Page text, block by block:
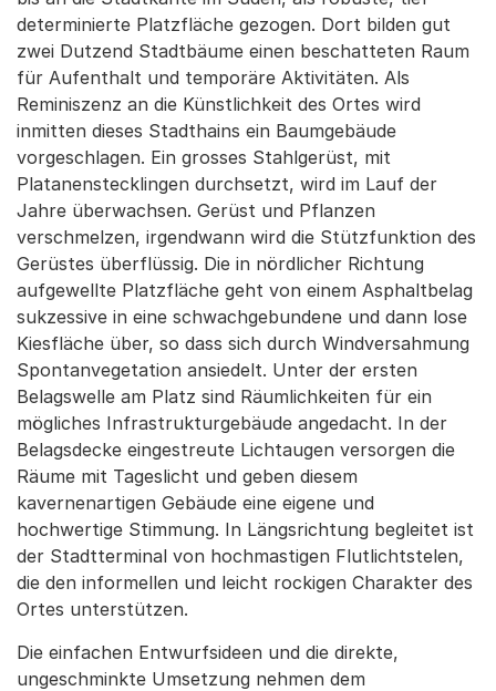
determinierte Platzfläche gezogen. Dort bilden gut
zwei Dutzend Stadtbäume einen beschatteten Raum
für Aufenthalt und temporäre Aktivitäten. Als
Reminiszenz an die Künstlichkeit des Ortes wird
inmitten dieses Stadthains ein Baumgebäude
vorgeschlagen. Ein grosses Stahlgerüst, mit
Platanenstecklingen durchsetzt, wird im Lauf der
Jahre überwachsen. Gerüst und Pflanzen
verschmelzen, irgendwann wird die Stützfunktion des
Gerüstes überflüssig. Die in nördlicher Richtung
aufgewellte Platzfläche geht von einem Asphaltbelag
sukzessive in eine schwachgebundene und dann lose
Kiesfläche über, so dass sich durch Windversahmung
Spontanvegetation ansiedelt. Unter der ersten
Belagswelle am Platz sind Räumlichkeiten für ein
mögliches Infrastrukturgebäude angedacht. In der
Belagsdecke eingestreute Lichtaugen versorgen die
Räume mit Tageslicht und geben diesem
kavernenartigen Gebäude eine eigene und
hochwertige Stimmung. In Längsrichtung begleitet ist
der Stadtterminal von hochmastigen Flutlichtstelen,
die den informellen und leicht rockigen Charakter des
Ortes unterstützen.
Die einfachen Entwurfsideen und die direkte,
ungeschminkte Umsetzung nehmen dem